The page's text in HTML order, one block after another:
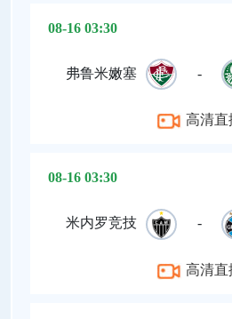
08-16 03:30
弗鲁米嫩塞 -
高清直
08-16 03:30
米内罗竞技 -
高清直